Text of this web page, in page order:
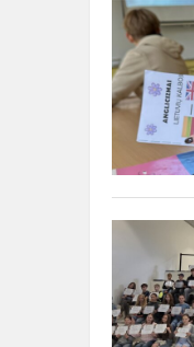
Anglų
kalbos
projektas
"Mokomės
kitaip"
Kaip
nubrėžti
trajektoriją
nuo
žinių